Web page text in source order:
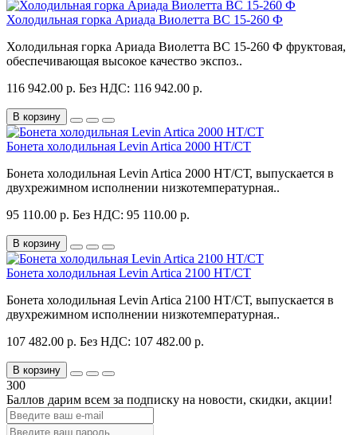
Холодильная горка Ариада Виолетта ВС 15-260 Ф
Холодильная горка Ариада Виолетта ВС 15-260 Ф фруктовая,
обеспечивающая высокое качество экспоз..
116 942.00 р. Без НДС: 116 942.00 р.
В корзину
Бонета холодильная Levin Artica 2000 НТ/СТ
Бонета холодильная Levin Artica 2000 НТ/СТ, выпускается в
двухрежимном исполнении низкотемпературная..
95 110.00 р. Без НДС: 95 110.00 р.
В корзину
Бонета холодильная Levin Artica 2100 НТ/СТ
Бонета холодильная Levin Artica 2100 НТ/СТ, выпускается в
двухрежимном исполнении низкотемпературная..
107 482.00 р. Без НДС: 107 482.00 р.
В корзину
300
Баллов дарим всем за подписку на новости, скидки, акции!